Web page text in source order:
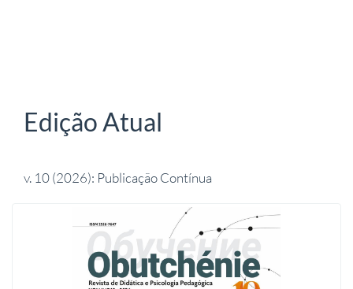
Edição Atual
v. 10 (2026): Publicação Contínua